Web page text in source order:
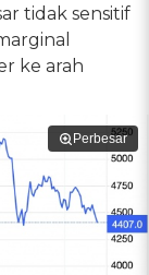
tidak sensitif
ke arah
Perbesar